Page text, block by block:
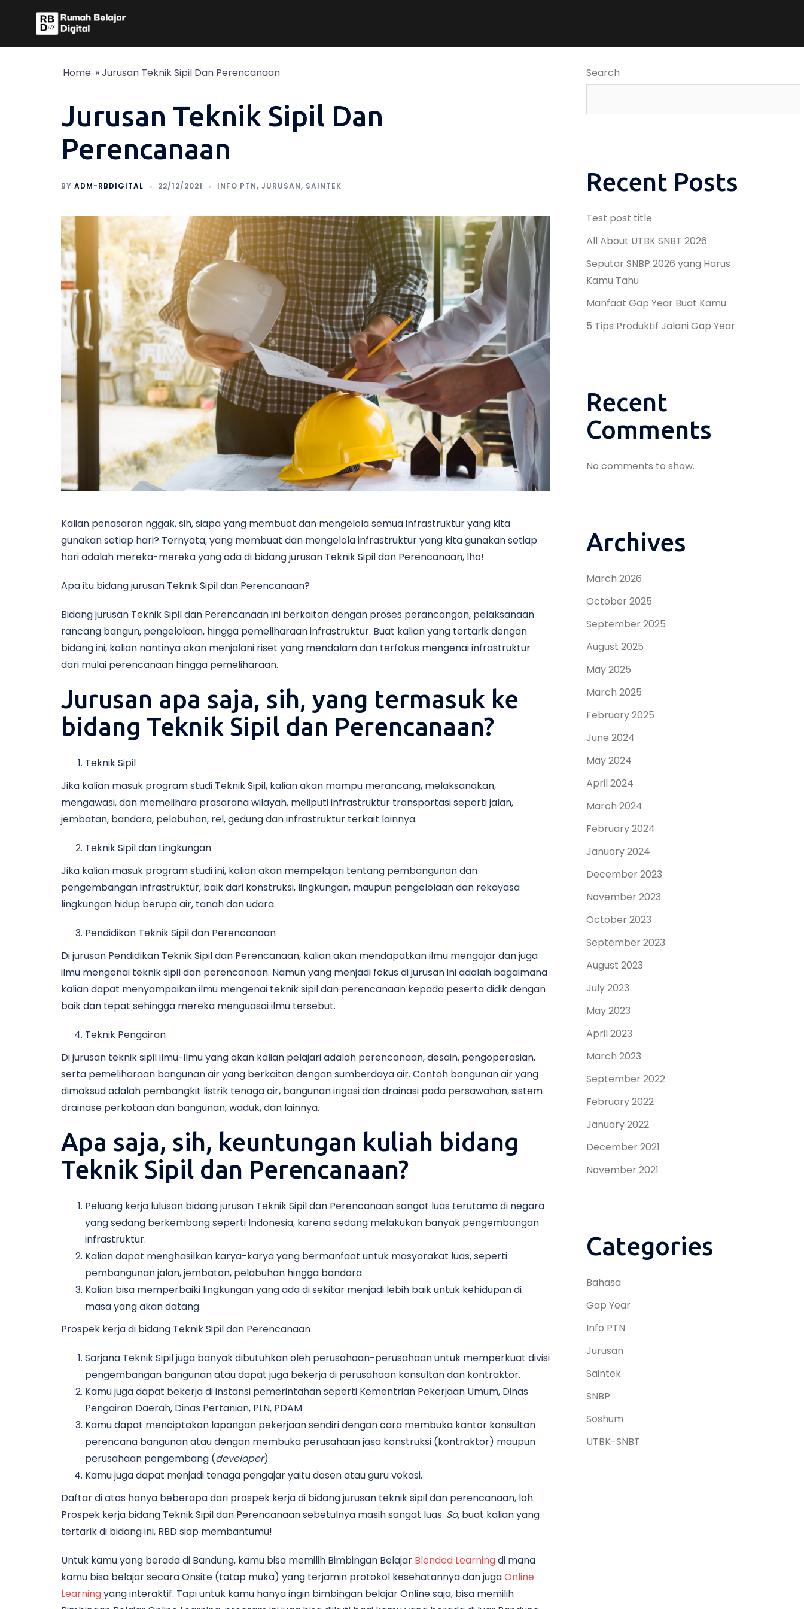
Home »Jurusan Teknik Sipil Dan Perencanaan
Jurusan Teknik Sipil Dan
Perencanaan
BY ADM-RBDIGITAL 22/12/2021 INFO PTN, JURUSAN, SAINTEK
Kalian penasaran nggak, sih, siapa yang membuat dan mengelola semua infrastruktur yang kita
gunakan setiap hari? Ternyata, yang membuat dan mengelola infrastruktur yang kita gunakan setiap
hari adalah mereka-mereka yang ada di bidang jurusan Teknik Sipil dan Perencanaan, lho!
Apa itu bidang jurusan Teknik Sipil dan Perencanaan?
Bidang jurusan Teknik Sipil dan Perencanaan ini berkaitan dengan proses perancangan, pelaksanaan
rancang bangun, pengelolaan, hingga pemeliharaan infrastruktur. Buat kalian yang tertarik dengan
bidang ini, kalian nantinya akan menjalani riset yang mendalam dan terfokus mengenai infrastruktur
dari mulai perencanaan hingga pemeliharaan.
Jurusan apa saja, sih, yang termasuk ke
bidang Teknik Sipil dan Perencanaan?
Teknik Sipil
Jika kalian masuk program studi Teknik Sipil, kalian akan mampu merancang, melaksanakan,
mengawasi, dan memelihara prasarana wilayah, meliputi infrastruktur transportasi seperti jalan,
jembatan, bandara, pelabuhan, rel, gedung dan infrastruktur terkait lainnya.
Teknik Sipil dan Lingkungan
Jika kalian masuk program studi ini, kalian akan mempelajari tentang pembangunan dan
pengembangan infrastruktur, baik dari konstruksi, lingkungan, maupun pengelolaan dan rekayasa
lingkungan hidup berupa air, tanah dan udara.
Pendidikan Teknik Sipil dan Perencanaan
Di jurusan Pendidikan Teknik Sipil dan Perencanaan, kalian akan mendapatkan ilmu mengajar dan juga
ilmu mengenai teknik sipil dan perencanaan. Namun yang menjadi fokus di jurusan ini adalah bagaimana
kalian dapat menyampaikan ilmu mengenai teknik sipil dan perencanaan kepada peserta didik dengan
baik dan tepat sehingga mereka menguasai ilmu tersebut.
Teknik Pengairan
Di jurusan teknik sipil ilmu-ilmu yang akan kalian pelajari adalah perencanaan, desain, pengoperasian,
serta pemeliharaan bangunan air yang berkaitan dengan sumberdaya air. Contoh bangunan air yang
dimaksud adalah pembangkit listrik tenaga air, bangunan irigasi dan drainasi pada persawahan, sistem
drainase perkotaan dan bangunan, waduk, dan lainnya.
Apa saja, sih, keuntungan kuliah bidang
Teknik Sipil dan Perencanaan?
Peluang kerja lulusan bidang jurusan Teknik Sipil dan Perencanaan sangat luas terutama di negara
yang sedang berkembang seperti Indonesia, karena sedang melakukan banyak pengembangan
infrastruktur.
Kalian dapat menghasilkan karya-karya yang bermanfaat untuk masyarakat luas, seperti
pembangunan jalan, jembatan, pelabuhan hingga bandara.
Kalian bisa memperbaiki lingkungan yang ada di sekitar menjadi lebih baik untuk kehidupan di
masa yang akan datang.
Prospek kerja di bidang Teknik Sipil dan Perencanaan
Sarjana Teknik Sipil juga banyak dibutuhkan oleh perusahaan-perusahaan untuk memperkuat divisi
pengembangan bangunan atau dapat juga bekerja di perusahaan konsultan dan kontraktor.
Kamu juga dapat bekerja di instansi pemerintahan seperti Kementrian Pekerjaan Umum, Dinas
Pengairan Daerah, Dinas Pertanian, PLN, PDAM
Kamu dapat menciptakan lapangan pekerjaan sendiri dengan cara membuka kantor konsultan
perencana bangunan atau dengan membuka perusahaan jasa konstruksi (kontraktor) maupun
perusahaan pengembang (developer)
Kamu juga dapat menjadi tenaga pengajar yaitu dosen atau guru vokasi.
Daftar di atas hanya beberapa dari prospek kerja di bidang jurusan teknik sipil dan perencanaan, loh.
Prospek kerja bidang Teknik Sipil dan Perencanaan sebetulnya masih sangat luas. So, buat kalian yang
tertarik di bidang ini, RBD siap membantumu!
Untuk kamu yang berada di Bandung, kamu bisa memilih Bimbingan Belajar Blended Learningdi mana
kamu bisa belajar secara Onsite (tatap muka) yang terjamin protokol kesehatannya dan jugaOnline
Learningyang interaktif. Tapi untuk kamu hanya ingin bimbingan belajar Online saja, bisa memilih
Search
Recent Posts
Test post title
All About UTBK SNBT 2026
Seputar SNBP 2026 yang Harus
Kamu Tahu
Manfaat Gap Year Buat Kamu
5 Tips Produktif Jalani Gap Year
Recent
Comments
No comments to show.
Archives
March 2026
October 2025
September 2025
August 2025
May 2025
March 2025
February 2025
June 2024
May 2024
April 2024
March 2024
February 2024
January 2024
December 2023
November 2023
October 2023
September 2023
August 2023
July 2023
May 2023
April 2023
March 2023
September 2022
February 2022
January 2022
December 2021
November 2021
Categories
Bahasa
Gap Year
Info PTN
Jurusan
Saintek
SNBP
Soshum
UTBK-SNBT